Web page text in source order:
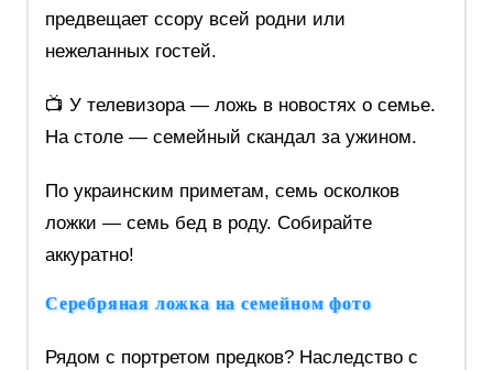
предвещает ссору всей родни или
нежеланных гостей.
📺 У телевизора — ложь в новостях о семье.
На столе — семейный скандал за ужином.
По украинским приметам, семь осколков
ложки — семь бед в роду. Собирайте
аккуратно!
Серебряная ложка на семейном фото
Рядом с портретом предков? Наследство с